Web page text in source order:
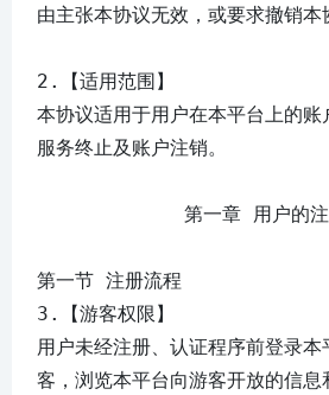
由主张本协议无效，或要求撤销本
2.【适用范围】
本协议适用于用户在本平台上的账
服务终止及账户注销。
第一章 用户的
第一节 注册流程
3.【游客权限】
用户未经注册、认证程序前登录
客，浏览本平台向游客开放的信息